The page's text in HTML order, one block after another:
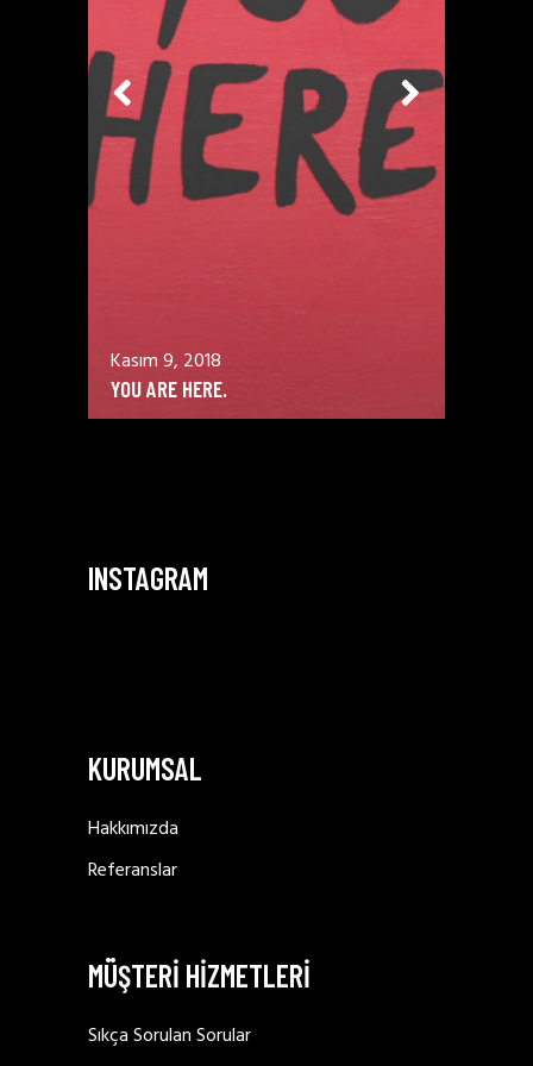
Kasım 9, 2018
YOU ARE HERE.
INSTAGRAM
KURUMSAL
Hakkımızda
Referanslar
MÜŞTERİ HİZMETLERİ
Sıkça Sorulan Sorular